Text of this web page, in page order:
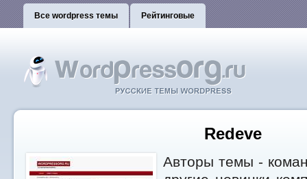
Все wordpress темы Рейтинговые
Redeve
Авторы темы -